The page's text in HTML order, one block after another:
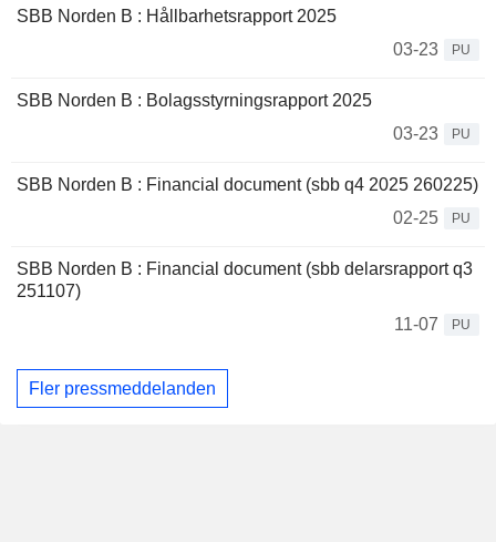
SBB Norden B : Hållbarhetsrapport 2025
03-23
PU
SBB Norden B : Bolagsstyrningsrapport 2025
03-23
PU
SBB Norden B : Financial document (sbb q4 2025 260225)
02-25
PU
SBB Norden B : Financial document (sbb delarsrapport q3
251107)
11-07
PU
Fler pressmeddelanden